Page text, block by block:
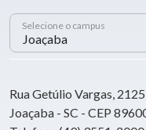
Selecione o campus
Rua Getúlio Vargas,
Joaçaba - SC - CEP